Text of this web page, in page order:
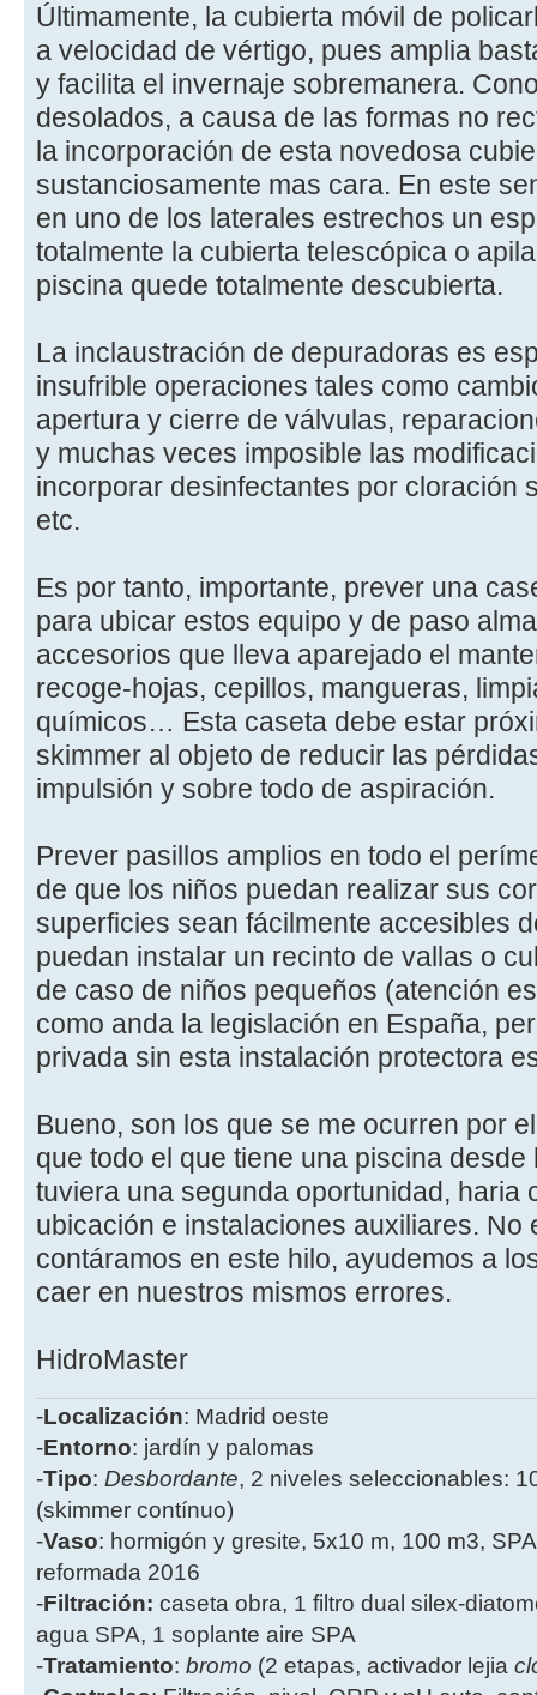
Últimamente, la cubierta móvil de
a velocidad de vértigo, pues amplia
y facilita el invernaje sobremanera.
desolados, a causa de las formas no
la incorporación de esta novedosa
sustanciosamente mas cara. En este
en uno de los laterales estrechos un
totalmente la cubierta telescópica o
piscina quede totalmente descubierta.
La inclaustración de depuradoras es
insufrible operaciones tales como
apertura y cierre de válvulas,
y muchas veces imposible las
incorporar desinfectantes por cloración
etc.
Es por tanto, importante, prever una
para ubicar estos equipo y de paso
accesorios que lleva aparejado el
recoge-hojas, cepillos, mangueras,
químicos… Esta caseta debe estar
skimmer al objeto de reducir las
impulsión y sobre todo de aspiración.
Prever pasillos amplios en todo el
de que los niños puedan realizar sus
superficies sean fácilmente accesibles
puedan instalar un recinto de vallas o
de caso de niños pequeños (atención
como anda la legislación en España,
privada sin esta instalación protectora
Bueno, son los que se me ocurren por
que todo el que tiene una piscina
tuviera una segunda oportunidad, haria
ubicación e instalaciones auxiliares. No
contáramos en este hilo, ayudemos a
caer en nuestros mismos errores.
HidroMaster
-Localización: Madrid oeste
-Entorno: jardín y palomas
-Tipo: Desbordante, 2 niveles seleccionables:
(skimmer contínuo)
-Vaso: hormigón y gresite, 5x10 m, 100 m3,
reformada 2016
-Filtración: caseta obra, 1 filtro dual silex-
agua SPA, 1 soplante aire SPA
-Tratamiento: bromo (2 etapas, activador lejia